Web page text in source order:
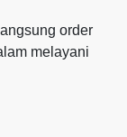
order
melayani